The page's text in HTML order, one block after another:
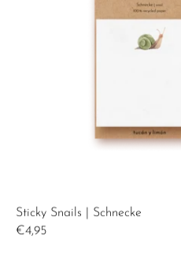
Sticky Snails | Schnecke
€4,95